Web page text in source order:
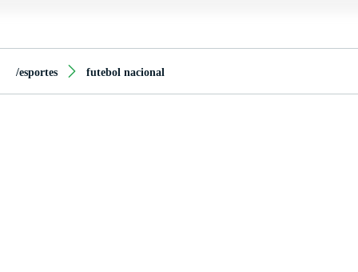
/esportes futebol nacional